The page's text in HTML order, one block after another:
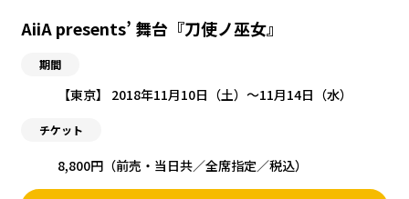
AiiA presents’ 舞台『刀使ノ巫女』
期間
【東京】 2018年11月10日（土）〜11月14日（水）
チケット
8,800円（前売・当日共／全席指定／税込）